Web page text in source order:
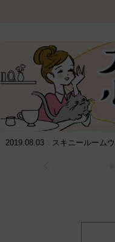
2019.08.03 スキニールームウ